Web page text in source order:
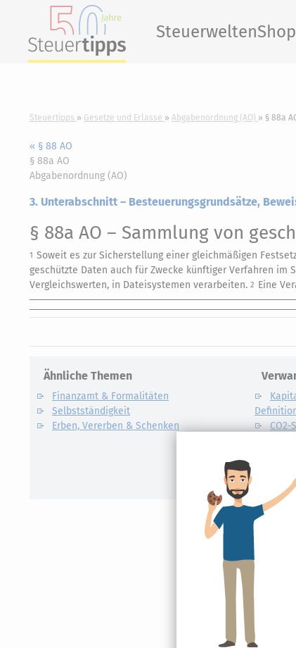
SteuerweltenShop
Steuertipps Gesetze und Erlasse Abgabenordnung (AO) § 88a
« § 88 AO
§ 88a AO
Abgabenordnung (AO)
3. Unterabschnitt – Besteuerungsgrundsätze,
§ 88a AO – Sammlung von
1 Soweit es zur Sicherstellung einer gleichmäßigen
geschützte Daten auch für Zwecke künftiger Verfahren im
Vergleichswerten, in Dateisystemen verarbeiten. 2 Eine
Ähnliche Themen
Finanzamt & Formalitäten
Selbstständigkeit
Erben, Vererben & Schenken
CO2-